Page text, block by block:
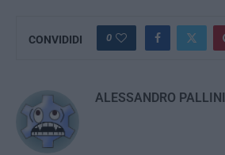
CONVIDIDI 0
ALESSANDRO PALLINI